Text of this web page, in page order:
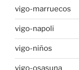
vigo-marruecos
vigo-napoli
vigo-niños
vigo-osasuna